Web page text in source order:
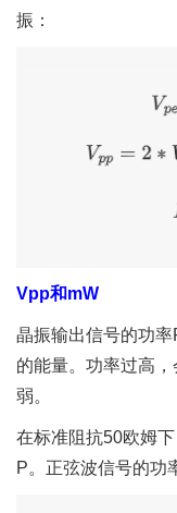
振：
Vpp和mW
晶振输出信号的功
的能量。功率过高
弱。
在标准阻抗50欧姆
P。正弦波信号的功